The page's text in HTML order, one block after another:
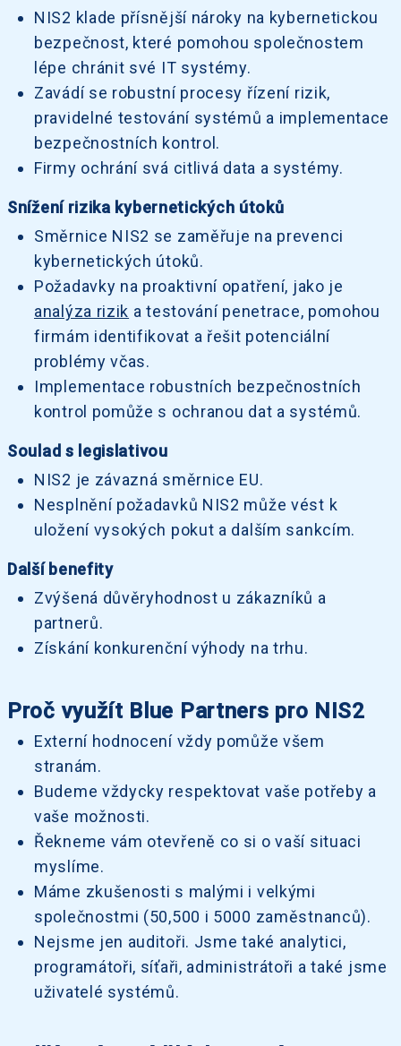
NIS2 klade přísnější nároky na kybernetickou
bezpečnost, které pomohou společnostem
lépe chránit své IT systémy.
Zavádí se robustní procesy řízení rizik,
pravidelné testování systémů a implementace
bezpečnostních kontrol.
Firmy ochrání svá citlivá data a systémy.
Snížení rizika kybernetických útoků
Směrnice NIS2 se zaměřuje na prevenci
kybernetických útoků.
Požadavky na proaktivní opatření, jako je
analýza rizik a testování penetrace, pomohou
firmám identifikovat a řešit potenciální
problémy včas.
Implementace robustních bezpečnostních
kontrol pomůže s ochranou dat a systémů.
Soulad s legislativou
NIS2 je závazná směrnice EU.
Nesplnění požadavků NIS2 může vést k
uložení vysokých pokut a dalším sankcím.
Další benefity
Zvýšená důvěryhodnost u zákazníků a
partnerů.
Získání konkurenční výhody na trhu.
Proč využít Blue Partners pro NIS2
Externí hodnocení vždy pomůže všem
stranám.
Budeme vždycky respektovat vaše potřeby a
vaše možnosti.
Řekneme vám otevřeně co si o vaší situaci
myslíme.
Máme zkušenosti s malými i velkými
společnostmi (50,500 i 5000 zaměstnanců).
Nejsme jen auditoři. Jsme také analytici,
programátoři, síťaři, administrátoři a také jsme
uživatelé systémů.